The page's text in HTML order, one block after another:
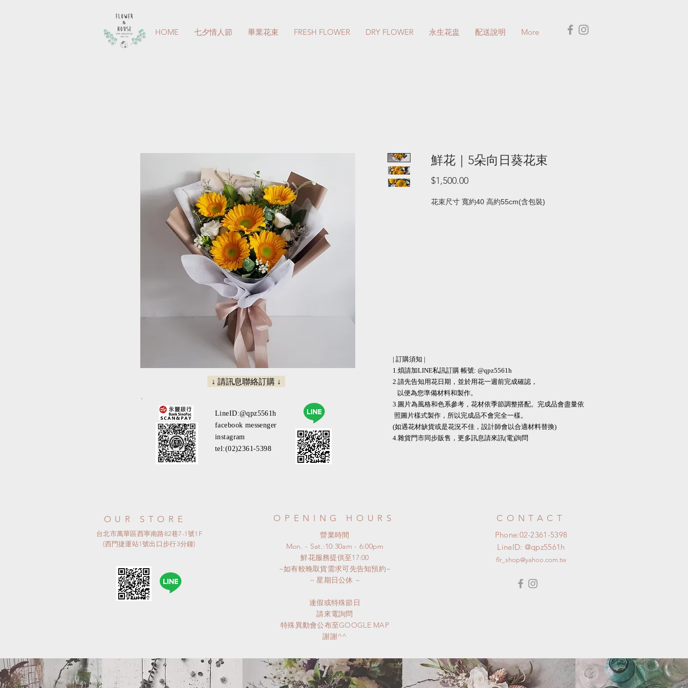
HOME 七夕情人節 畢業花束 FRESH FLOWER DRY FLOWER 永生花盅 配送說明 More
鮮花｜5朵向日葵花束
$1,500.00價
花束尺寸 寬約40 高約55cm(含包裝)
| 訂購須知 |
1.煩請加LINE私訊訂購 帳號: @qpz5561h
2.請先告知用花日期，並於用花一週前完成確認，
以便為您準備材料和製作。
3.圖片為風格和色系參考，花材依季節調整搭配。完成品會盡量依
照圖片樣式製作，所以完成品不會完全一樣。
(如遇花材缺貨或是花況不佳，設計師會以合適材料替換)
​​4.雜貨門市同步販售，更多訊息請來訊(電)詢問
LineID:@qpz5561h
facebook messenger
instagram
tel:(02)2361-5398
↓ 請訊息聯絡訂購 ↓
OUR STORE
台北市萬華區西寧南路82巷7-1號1F
(西門捷運站1號出口步行3分鐘)
OPENING HOURS
​營業時間
Mon. - Sat.:10:30am - 6:00pm
​鮮花服務提供至17:00
~如有較晚取貨需求可先告知預約~
​~ 星期日公休 ~
連假或特殊節日
請來電詢問
特殊異動會公布至GOOGLE MAP
謝謝^^
CONTACT
Phone:02-2361-5398
LineID: @qpz5561h​
flr_shop@yahoo.com.tw